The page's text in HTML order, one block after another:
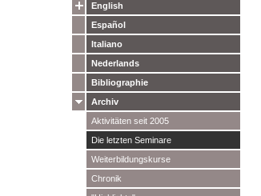
English
Español
Italiano
Nederlands
Bibliographie
Archiv
Aktivitäten seit 2005
Die letzten Seminare
Weiterbildungskurse
Chronik